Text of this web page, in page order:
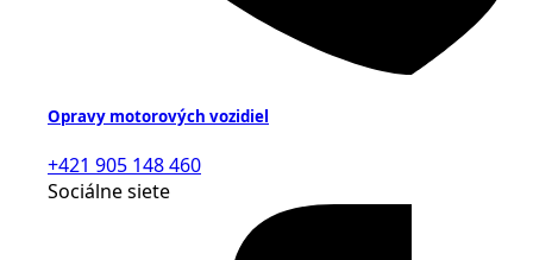
Opravy motorových vozidiel
+421 905 148 460
Sociálne siete